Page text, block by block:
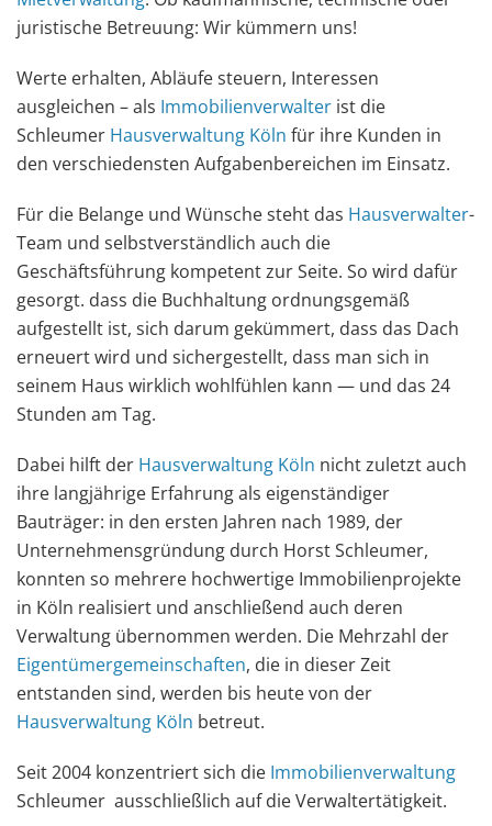
juristische Betreuung: Wir kümmern uns!
Werte erhalten, Abläufe steuern, Interessen
ausgleichen – als Immobilienverwalter ist die
Schleumer Hausverwaltung Köln für ihre Kunden in
den verschiedensten Aufgabenbereichen im Einsatz.
Für die Belange und Wünsche steht das Hausverwalter-
Team und selbstverständlich auch die
Geschäftsführung kompetent zur Seite. So wird dafür
gesorgt. dass die Buchhaltung ordnungsgemäß
aufgestellt ist, sich darum gekümmert, dass das Dach
erneuert wird und sichergestellt, dass man sich in
seinem Haus wirklich wohlfühlen kann — und das 24
Stunden am Tag.
Dabei hilft der Hausverwaltung Köln nicht zuletzt auch
ihre langjährige Erfahrung als eigenständiger
Bauträger: in den ersten Jahren nach 1989, der
Unternehmensgründung durch Horst Schleumer,
konnten so mehrere hochwertige Immobilienprojekte
in Köln realisiert und anschließend auch deren
Verwaltung übernommen werden. Die Mehrzahl der
Eigentümergemeinschaften, die in dieser Zeit
entstanden sind, werden bis heute von der
Hausverwaltung Köln betreut.
Seit 2004 konzentriert sich die Immobilienverwaltung
Schleumer ausschließlich auf die Verwaltertätigkeit.